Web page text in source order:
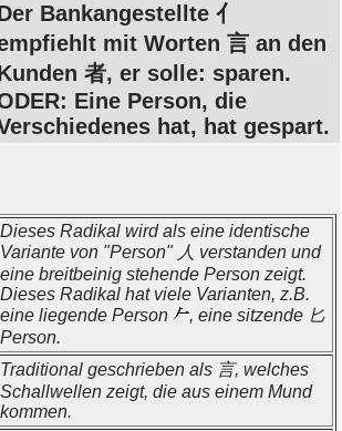
Bankangestellte 亻
mit Worten 言 an den
者, er solle: sparen.
Eine Person, die
hat, hat gespart.
Dieses Radikal wird als eine identische
Variante von "Person" 人 verstanden und
eine breitbeinig stehende Person zeigt.
Dieses Radikal hat viele Varianten, z.B.
eine liegende Person
, eine sitzende 匕
Person.
Traditional geschrieben als 言, welches
Schallwellen zeigt, die aus einem Mund
kommen.